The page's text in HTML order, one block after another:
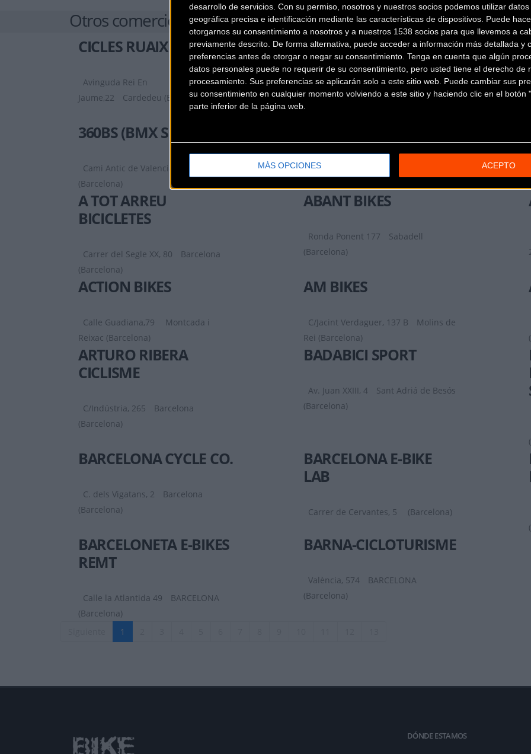
desarrollo de servicios. Con su permiso, nosotros y nuestros socios podemos utilizar
geográfica precisa e identificación mediante las características de dispositivos. Puede
otorgarnos su consentimiento a nosotros y a nuestros 1538 socios para que llevemos a
previamente descrito. De forma alternativa, puede acceder a información más detallada y
preferencias antes de otorgar o negar su consentimiento. Tenga en cuenta que algún
datos personales puede no requerir de su consentimiento, pero usted tiene el derecho de
procesamiento. Sus preferencias se aplicarán solo a este sitio web. Puede cambiar sus
su consentimiento en cualquier momento volviendo a este sitio y haciendo clic en el botón
parte inferior de la página web.
MÁS OPCIONES ACEPTO
Otros comercios
CICLES RUAIX
Avinguda Rei En
Jaume,22
Cardedeu (Barcelona)
LA GRUPETTA BH
CONCEPT STORE
C/ Doctor Aiguader 5
Barcelona
360BS (BMX SHOP)
Cami Antic de Valencia, 9
(Barcelona)
Carrer de Romaní, 61
A TOT ARREU
BICICLETES
Carrer del Segle XX, 80
Barcelona
(Barcelona)
ABANT BIKES
Ronda Ponent 177
Sabadell
(Barcelona)
ACTION BIKES
Calle Guadiana,79
Montcada i
Reixac (Barcelona)
AM BIKES
C/Jacint Verdaguer, 137 B
Molins de
Rei (Barcelona)
ARTURO RIBERA
CICLISME
C/Indústria, 265
Barcelona
(Barcelona)
BADABICI SPORT
Av. Juan XXIII, 4
Sant Adriá de Besós
(Barcelona)
BARCELONA CYCLE CO.
C. dels Vigatans, 2
Barcelona
(Barcelona)
BARCELONA E-BIKE
LAB
Carrer de Cervantes, 5 (Barcelona)
BARCELONETA E-BIKES
REMT
Calle la Atlantida 49
BARCELONA
(Barcelona)
BARNA-CICLOTURISME
València, 574
BARCELONA
(Barcelona)
1
DÓNDE ESTAMOS